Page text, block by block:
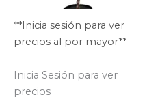
**Inicia sesión para ver
precios al por mayor**
Inicia Sesión para ver
precios